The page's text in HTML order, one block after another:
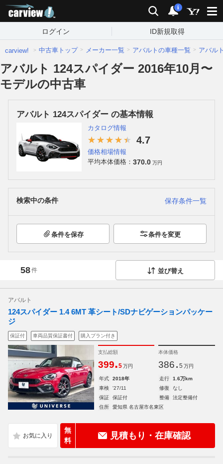
検索 通知
i
ログイン ID新規取得
carview! 中古車トップ メーカー一覧 アバルトの車種一覧 アバル
アバルト 124スパイダー 2016年10月〜
モデルの中古車
アバルト 124スパイダー の基本情報
カタログ情報
4.7
価格相場情報
平均本体価格： 370.0 万円
検索中の条件 保存条件一覧
条件を保存 条件を変更
58件 並び替え
アバルト
124スパイダー 1.4 6MT 革シート/SDナビゲーションパッケー
ジ
保証付 車両品質保証書付 購入プラン付き
支払総額
399.5 万円
本体価格
386. 5 万円
年式 2018年 走行
1.6万km
車検
'27/11 修復
なし
保証
保証付 整備
法定整備付
住所
愛知県 名古屋市名東区
無
料
見積もり・在庫確認